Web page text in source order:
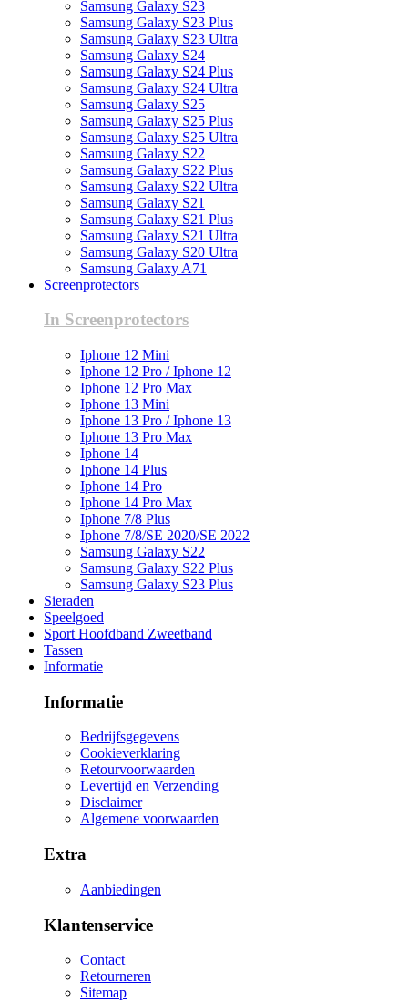
Samsung Galaxy S23
Samsung Galaxy S23 Plus
Samsung Galaxy S23 Ultra
Samsung Galaxy S24
Samsung Galaxy S24 Plus
Samsung Galaxy S24 Ultra
Samsung Galaxy S25
Samsung Galaxy S25 Plus
Samsung Galaxy S25 Ultra
Samsung Galaxy S22
Samsung Galaxy S22 Plus
Samsung Galaxy S22 Ultra
Samsung Galaxy S21
Samsung Galaxy S21 Plus
Samsung Galaxy S21 Ultra
Samsung Galaxy S20 Ultra
Samsung Galaxy A71
Screenprotectors
In Screenprotectors
Iphone 12 Mini
Iphone 12 Pro / Iphone 12
Iphone 12 Pro Max
Iphone 13 Mini
Iphone 13 Pro / Iphone 13
Iphone 13 Pro Max
Iphone 14
Iphone 14 Plus
Iphone 14 Pro
Iphone 14 Pro Max
Iphone 7/8 Plus
Iphone 7/8/SE 2020/SE 2022
Samsung Galaxy S22
Samsung Galaxy S22 Plus
Samsung Galaxy S23 Plus
Sieraden
Speelgoed
Sport Hoofdband Zweetband
Tassen
Informatie
Informatie
Bedrijfsgegevens
Cookieverklaring
Retourvoorwaarden
Levertijd en Verzending
Disclaimer
Algemene voorwaarden
Extra
Aanbiedingen
Klantenservice
Contact
Retourneren
Sitemap